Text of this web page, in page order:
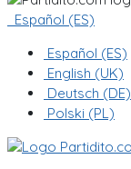
Español (ES)
Español (ES)
English (UK)
Deutsch (DE)
Polski (PL)